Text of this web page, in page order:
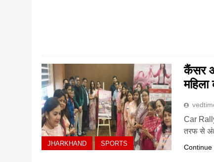
JHARKHAND SPORTS
कैंसर
महिला
Car
तरफ से
Continue